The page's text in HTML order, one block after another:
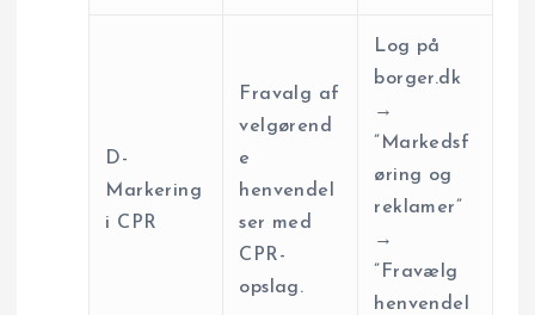
D-
Markering
i CPR
Fravalg af
velgørend
e
henvendel
ser med
CPR-
opslag.
Log på
borger.dk
→
”Markedsf
øring og
reklamer”
→
”Fravælg
henvendel